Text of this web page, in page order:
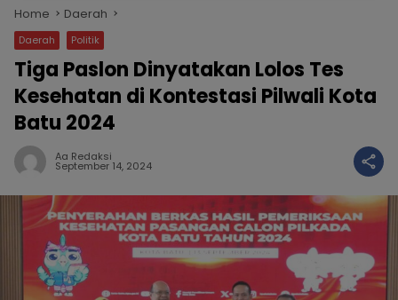
Home Daerah
Daerah Politik
Tiga Paslon Dinyatakan Lolos Tes
Kesehatan di Kontestasi Pilwali Kota
Batu 2024
Aa Redaksi
September 14, 2024